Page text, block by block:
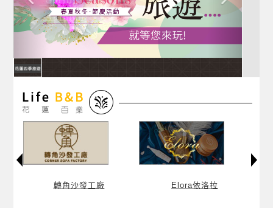
轉角沙發工廠 Elora依洛拉